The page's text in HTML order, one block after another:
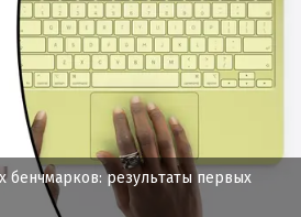
результаты первых